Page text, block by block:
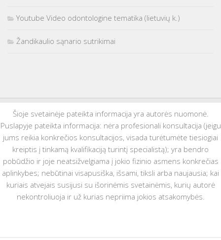
Youtube Video odontologine tematika (lietuvių k.)
Žandikaulio sąnario sutrikimai
Šioje svetainėje pateikta informacija yra autorės nuomonė.
Puslapyje pateikta informacija: nėra profesionali konsultacija (jeigu
jums reikia konkrečios konsultacijos, visada turėtumėte tiesiogiai
kreiptis į tinkamą kvalifikaciją turintį specialistą); yra bendro
pobūdžio ir joje neatsižvelgiama į jokio fizinio asmens konkrečias
aplinkybes; nebūtinai visapusiška, išsami, tiksli arba naujausia; kai
kuriais atvejais susijusi su išorinėmis svetainėmis, kurių autorė
nekontroliuoja ir už kurias nepriima jokios atsakomybės.